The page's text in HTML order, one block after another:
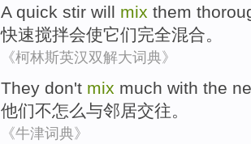
A quick stir will mix them
快速搅拌会使它们完全混合。
《柯林斯英汉双解大词典》
They don't mix much with the
他们不怎么与邻居交往 。
《牛津词典》